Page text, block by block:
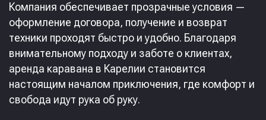
Компания обеспечивает прозрачные условия —
оформление договора, получение и возврат
техники проходят быстро и удобно. Благодаря
внимательному подходу и заботе о клиентах,
аренда каравана в Карелии становится
настоящим началом приключения, где комфорт и
свобода идут рука об руку.